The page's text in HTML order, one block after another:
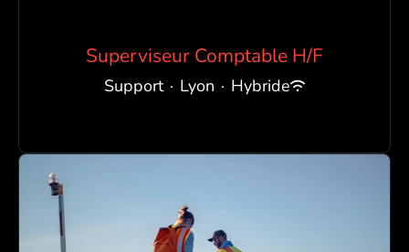
Superviseur Comptable H/F
Support · Lyon · Hybride